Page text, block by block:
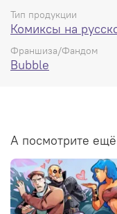
Тип продукции
Комиксы на
Франшиза/Фандом
Bubble
А посмотрите